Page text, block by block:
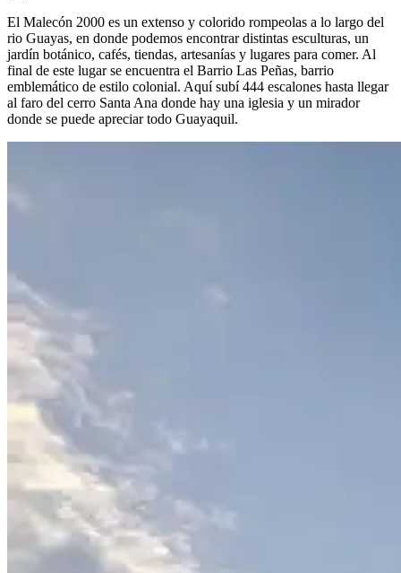
El Malecón 2000 es un extenso y colorido rompeolas a lo largo del
rio Guayas, en donde podemos encontrar distintas esculturas, un
jardín botánico, cafés, tiendas, artesanías y lugares para comer. Al
final de este lugar se encuentra el Barrio Las Peñas, barrio
emblemático de estilo colonial. Aquí subí 444 escalones hasta llegar
al faro del cerro Santa Ana donde hay una iglesia y un mirador
donde se puede apreciar todo Guayaquil.